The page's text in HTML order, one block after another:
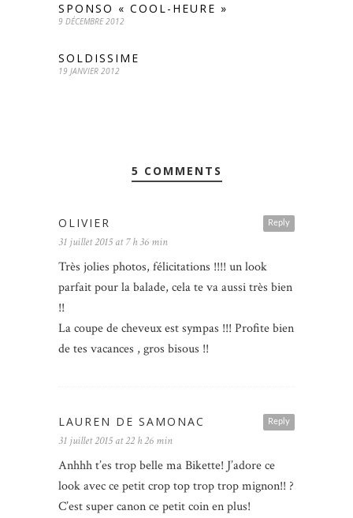
SPONSO « COOL-HEURE »
9 DÉCEMBRE 2012
SOLDISSIME
19 JANVIER 2012
5 COMMENTS
Reply
OLIVIER
31 juillet 2015 at 7 h 36 min
Très jolies photos, félicitations !!!! un look
parfait pour la balade, cela te va aussi très bien
!!
La coupe de cheveux est sympas !!! Profite bien
de tes vacances , gros bisous !!
Reply
LAUREN DE SAMONAC
31 juillet 2015 at 22 h 26 min
Anhhh t’es trop belle ma Bikette! J’adore ce
look avec ce petit crop top trop trop mignon!! ?
C’est super canon ce petit coin en plus!